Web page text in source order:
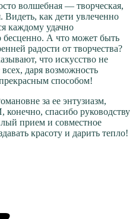
волшебная — творческая,
Видеть, как дети увлеченно
каждому удачно
А что может быть
радости от творчества?
что искусство не
даря возможность
способом!
за ее энтузиазм,
спасибо руководству
прием и совместное
красоту и дарить тепло!